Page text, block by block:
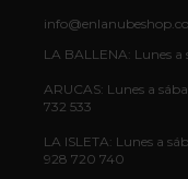
LA BALLENA: Lunes
ARUCAS: Lunes a
732 533
LA ISLETA: Lunes a
928 720 740